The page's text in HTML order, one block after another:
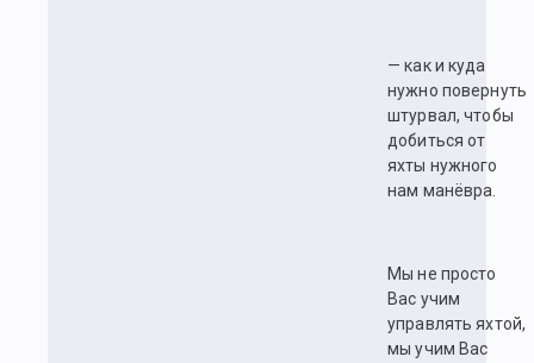
— как и куда
нужно повернуть
штурвал, чтобы
добиться от
яхты нужного
нам манёвра.
Мы не просто
Вас учим
управлять яхтой,
мы учим Вас